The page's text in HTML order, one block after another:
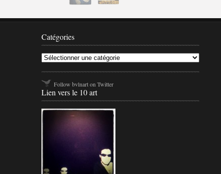
Catégories
Follow bvlnart on Twitter
Lien vers le 10 art